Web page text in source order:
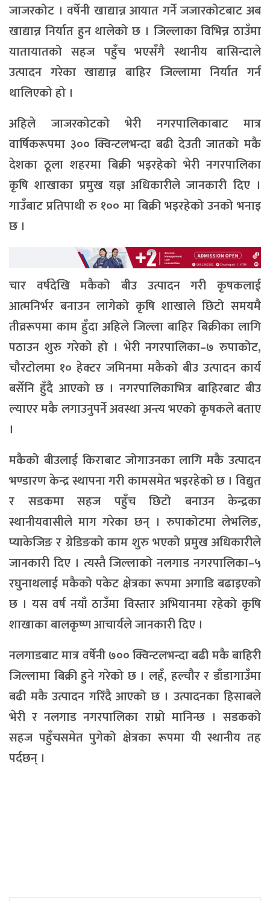
जाजरकोट । वर्षेनी खाद्यान्न आयात गर्ने जजारकोटबाट अब
खाद्यान्न निर्यात हुन थालेको छ । जिल्लाका विभिन्न ठाउँमा
यातायातको सहज पहुँच भएसँगै स्थानीय बासिन्दाले
उत्पादन गरेका खाद्यान्न बाहिर जिल्लामा निर्यात गर्न
थालिएको हो ।
अहिले जाजरकोटको भेरी नगरपालिकाबाट मात्र
वार्षिकरूपमा ३०० क्विन्टलभन्दा बढी देउती जातको मकै
देशका ठूला शहरमा बिक्री भइरहेको भेरी नगरपालिका
कृषि शाखाका प्रमुख यज्ञ अधिकारीले जानकारी दिए ।
गाउँबाट प्रतिपाथी रु १०० मा बिक्री भइरहेको उनको भनाइ
छ ।
चार वर्षदेखि मकैको बीउ उत्पादन गरी कृषकलाई
आत्मनिर्भर बनाउन लागेको कृषि शाखाले छिटो समयमै
तीव्ररूपमा काम हुँदा अहिले जिल्ला बाहिर बिक्रीका लागि
पठाउन शुरु गरेको हो । भेरी नगरपालिका–७ रुपाकोट,
चौरटोलमा १० हेक्टर जमिनमा मकैको बीउ उत्पादन कार्य
बर्सेनि हुँदै आएको छ । नगरपालिकाभित्र बाहिरबाट बीउ
ल्याएर मकै लगाउनुपर्ने अवस्था अन्त्य भएको कृषकले बताए
।
मकैको बीउलाई किराबाट जोगाउनका लागि मकै उत्पादन
भण्डारण केन्द्र स्थापना गरी कामसमेत भइरहेको छ । विद्युत
र सडकमा सहज पहुँच छिटो बनाउन केन्द्रका
स्थानीयवासीले माग गरेका छन् । रुपाकोटमा लेभलिङ,
प्याकेजिङ र ग्रेडिङको काम शुरु भएको प्रमुख अधिकारीले
जानकारी दिए । त्यस्तै जिल्लाको नलगाड नगरपालिका–५
रघुनाथलाई मकैको पकेट क्षेत्रका रूपमा अगाडि बढाइएको
छ । यस वर्ष नयाँ ठाउँमा विस्तार अभियानमा रहेको कृषि
शाखाका बालकृष्ण आचार्यले जानकारी दिए ।
नलगाडबाट मात्र वर्षेनी ७०० क्विन्टलभन्दा बढी मकै बाहिरी
जिल्लामा बिक्री हुने गरेको छ । लहँ, हल्चौर र डाँडागाउँमा
बढी मकै उत्पादन गरिँदै आएको छ । उत्पादनका हिसाबले
भेरी र नलगाड नगरपालिका राम्रो मानिन्छ । सडकको
सहज पहुँचसमेत पुगेको क्षेत्रका रूपमा यी स्थानीय तह
पर्दछन् ।